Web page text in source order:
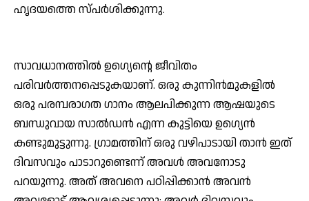
ഹൃദയത്തെ സ്പര്‍ശിക്കുന്നു.
സാവധാനത്തില്‍ ഉഗ്യെന്റെ ജീവിതം
പരിവര്‍ത്തനപ്പെടുകയാണ്. ഒരു കുന്നിന്‍മുകളില്‍
ഒരു പരമ്പരാഗത ഗാനം ആലപിക്കുന്ന ആഷയുടെ
ബന്ധുവായ സാല്‍ഡന്‍ എന്ന കുട്ടിയെ ഉഗ്യെന്‍
കണ്ടുമുട്ടുന്നു. ഗ്രാമത്തിന് ഒരു വഴിപാടായി താന്‍ ഇത്
ദിവസവും പാടാറുണ്ടെന്ന് അവള്‍ അവനോടു
പറയുന്നു. അത് അവനെ പഠിപ്പിക്കാന്‍ അവന്‍